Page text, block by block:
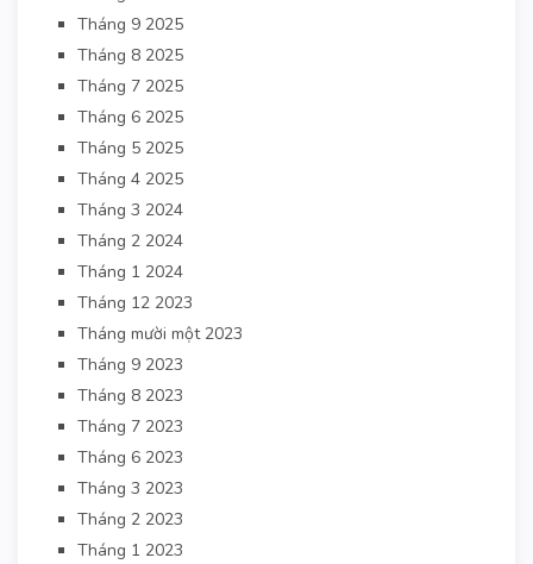
Tháng 9 2025
Tháng 8 2025
Tháng 7 2025
Tháng 6 2025
Tháng 5 2025
Tháng 4 2025
Tháng 3 2024
Tháng 2 2024
Tháng 1 2024
Tháng 12 2023
Tháng mười một 2023
Tháng 9 2023
Tháng 8 2023
Tháng 7 2023
Tháng 6 2023
Tháng 3 2023
Tháng 2 2023
Tháng 1 2023